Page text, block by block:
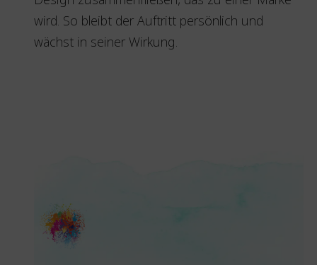
wird. So bleibt der Auftritt persönlich und
wächst in seiner Wirkung.